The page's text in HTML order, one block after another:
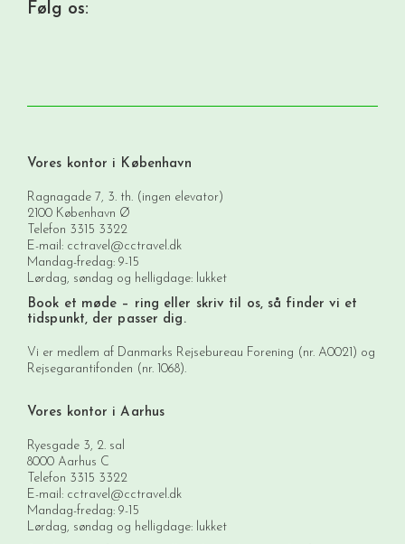
Følg os:
Vores kontor i København
Ragnagade 7, 3. th. (ingen elevator)
2100 København Ø
Telefon 3315 3322
E-mail: cctravel@cctravel.dk
Mandag-fredag: 9-15
Lørdag, søndag og helligdage: lukket
Book et møde – ring eller skriv til os, så finder vi et
tidspunkt, der passer dig.
Vi er medlem af Danmarks Rejsebureau Forening (nr. A0021) og
Rejsegarantifonden (nr. 1068).
Vores kontor i Aarhus
Ryesgade 3, 2. sal
8000 Aarhus C
Telefon 3315 3322
E-mail: cctravel@cctravel.dk
Mandag-fredag: 9-15
Lørdag, søndag og helligdage: lukket